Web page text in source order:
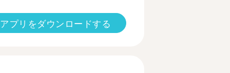
アプリをダウンロードする